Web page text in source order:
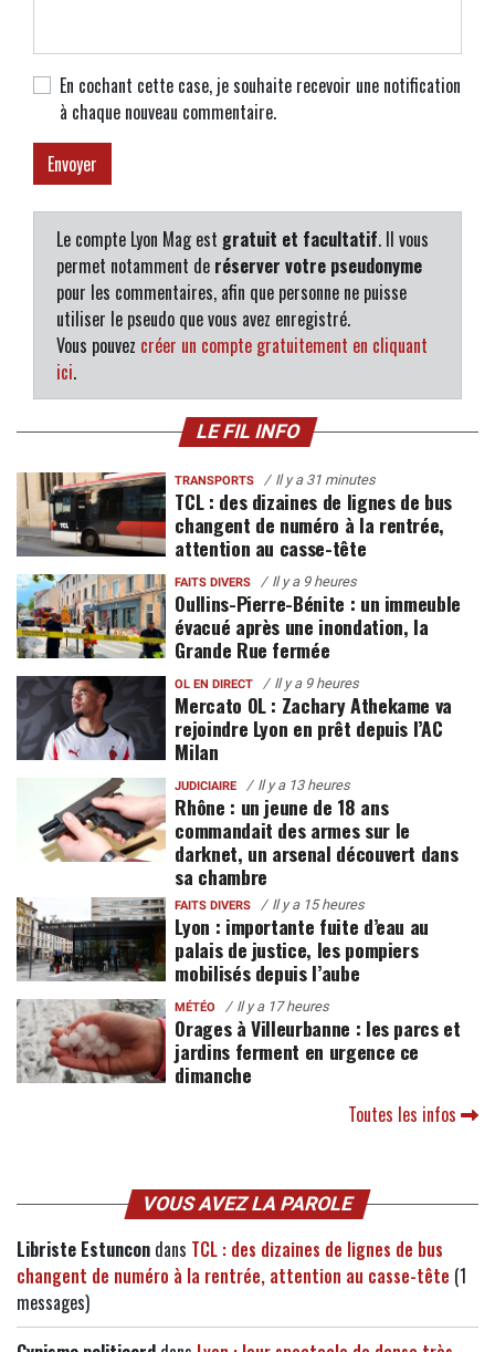
En cochant cette case, je souhaite recevoir une notification
à chaque nouveau commentaire.
Le compte Lyon Mag est gratuit et facultatif. Il vous
permet notamment de réserver votre pseudonyme
pour les commentaires, afin que personne ne puisse
utiliser le pseudo que vous avez enregistré.
Vous pouvez créer un compte gratuitement en cliquant
ici.
LE FIL INFO
TRANSPORTS Il y a 31 minutes
TCL : des dizaines de lignes de bus
changent de numéro à la rentrée,
attention au casse-tête
FAITS DIVERS Il y a 9 heures
Oullins-Pierre-Bénite : un immeuble
évacué après une inondation, la
Grande Rue fermée
OL EN DIRECT Il y a 9 heures
Mercato OL : Zachary Athekame va
rejoindre Lyon en prêt depuis l’AC
Milan
JUDICIAIRE Il y a 13 heures
Rhône : un jeune de 18 ans
commandait des armes sur le
darknet, un arsenal découvert dans
sa chambre
FAITS DIVERS Il y a 15 heures
Lyon : importante fuite d’eau au
palais de justice, les pompiers
mobilisés depuis l’aube
MÉTÉO Il y a 17 heures
Orages à Villeurbanne : les parcs et
jardins ferment en urgence ce
dimanche
Toutes les infos
VOUS AVEZ LA PAROLE
Libriste Estuncon dans TCL : des dizaines de lignes de bus
changent de numéro à la rentrée, attention au casse-tête (1
messages)